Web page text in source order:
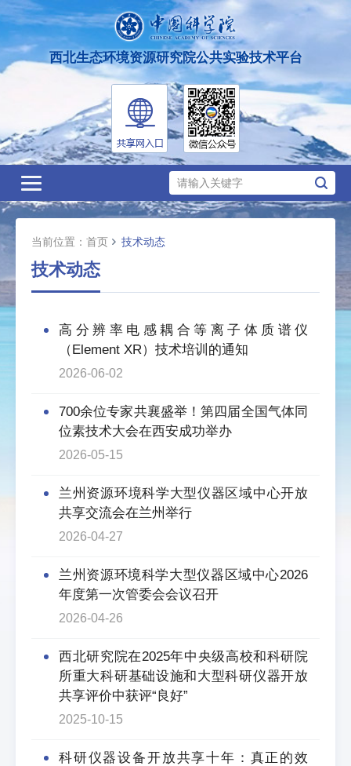
西北生态环境资源研究院公共实验技术平台
Toggle
navigation
当前位置： 首页 技术动态
技术动态
高分辨率电感耦合等离子体质谱仪
（Element XR）技术培训的通知
2026-06-02
700余位专家共襄盛举！第四届全国气体同
位素技术大会在西安成功举办
2026-05-15
兰州资源环境科学大型仪器区域中心开放
共享交流会在兰州举行
2026-04-27
兰州资源环境科学大型仪器区域中心2026
年度第一次管委会会议召开
2026-04-26
西北研究院在2025年中央级高校和科研院
所重大科研基础设施和大型科研仪器开放
共享评价中获评“良好”
2025-10-15
科研仪器设备开放共享十年：真正的效